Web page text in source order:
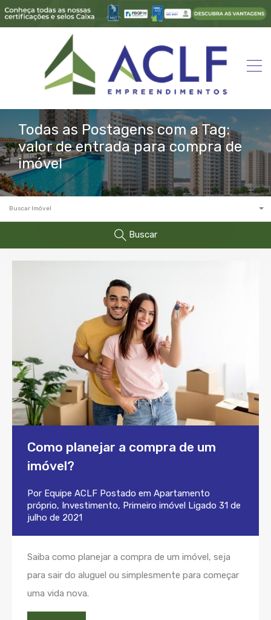
Todas as Postagens com a Tag:
valor de entrada para compra de
imóvel
Buscar Imóvel
Buscar
Como planejar a compra de um
imóvel?
Por Equipe ACLF Postado em Apartamento
próprio, Investimento, Primeiro imóvel Ligado 31 de
julho de 2021
Saiba como planejar a compra de um imóvel, seja
para sair do aluguel ou simplesmente para começar
uma vida nova.